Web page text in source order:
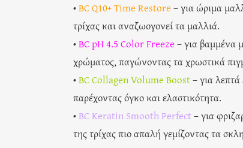
• BC Q10+ Time Restore – για ώριμα
τρίχας και αναζωογονεί τα μαλλιά.
• BC pH 4.5 Color Freeze – για βαμμένα
χρώματος, παγώνοντας τα χρωστικά
• BC Collagen Volume Boost– για
παρέχοντας όγκο και ελαστικότητα.
• BC Keratin Smooth Perfect– για
της τρίχας πιο απαλή γεμίζοντας τα